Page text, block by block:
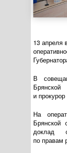
13 апреля
В
и
На
Брянской
доклад о
по правам